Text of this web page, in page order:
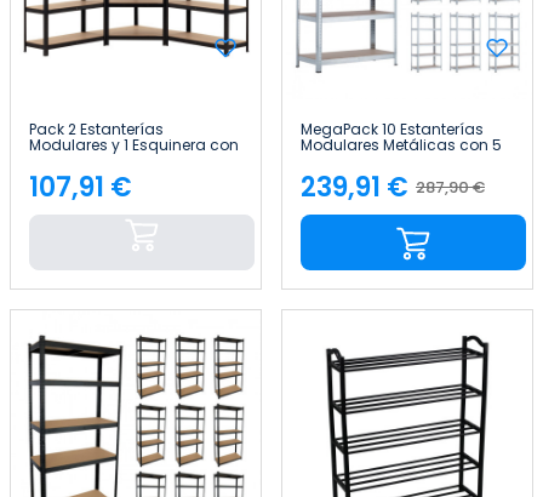
Pack 2 Estanterías
Modulares y 1 Esquinera con
5 baldas 2625kg
136x40x180cm Thinia Home
Precio
107,91 €
MegaPack 10 Estanterías
Modulares Metálicas con 5
Thinia Home
Precio
base
287,90 €
Precio
239,91 €